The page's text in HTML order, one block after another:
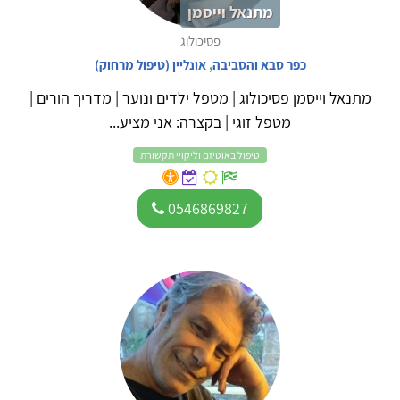
מתנאל וייסמן
פסיכולוג
כפר סבא והסביבה,אונליין (טיפול מרחוק)
מתנאל וייסמן פסיכולוג | מטפל ילדים ונוער | מדריך הורים |
מטפל זוגי | בקצרה: אני מציע...
טיפול באוטיזם וליקויי תקשורת
0546869827